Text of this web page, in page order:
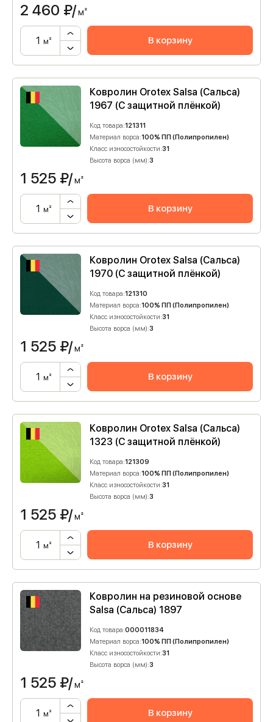
2 460 ₽/м²
м² В корзину
Ковролин Orotex Salsa (Сальса)
1967 (C защитной плёнкой)
Код товара:121311
Материал ворса:100% ПП (Полипропилен)
Класс износостойкости:31
Высота ворса (мм):3
1 525 ₽/м²
м² В корзину
Ковролин Orotex Salsa (Сальса)
1970 (C защитной плёнкой)
Код товара:121310
Материал ворса:100% ПП (Полипропилен)
Класс износостойкости:31
Высота ворса (мм):3
1 525 ₽/м²
м² В корзину
Ковролин Orotex Salsa (Сальса)
1323 (C защитной плёнкой)
Код товара:121309
Материал ворса:100% ПП (Полипропилен)
Класс износостойкости:31
Высота ворса (мм):3
1 525 ₽/м²
м² В корзину
Ковролин на резиновой основе
Salsa (Сальса) 1897
Код товара:000011834
Материал ворса:100% ПП (Полипропилен)
Класс износостойкости:31
Высота ворса (мм):3
1 525 ₽/м²
м² В корзину